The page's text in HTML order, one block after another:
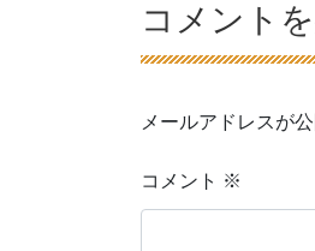
コメント
メールアドレスが
コメント ※